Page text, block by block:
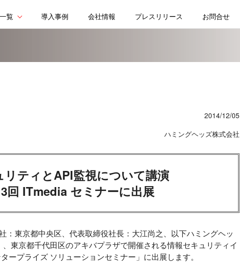
覧 導入事例 会社情報 プレスリリース お問合せ
2014/12/05
ハミングヘッズ株式会社
リティとAPI監視について講演
回 ITmedia セミナーに出展
：東京都中央区、代表取締役社長：大江尚之、以下ハミングヘッ
東京都千代田区のアキバプラザで開催される情報セキュリティイ
ープライズ ソリューションセミナー」に出展します。